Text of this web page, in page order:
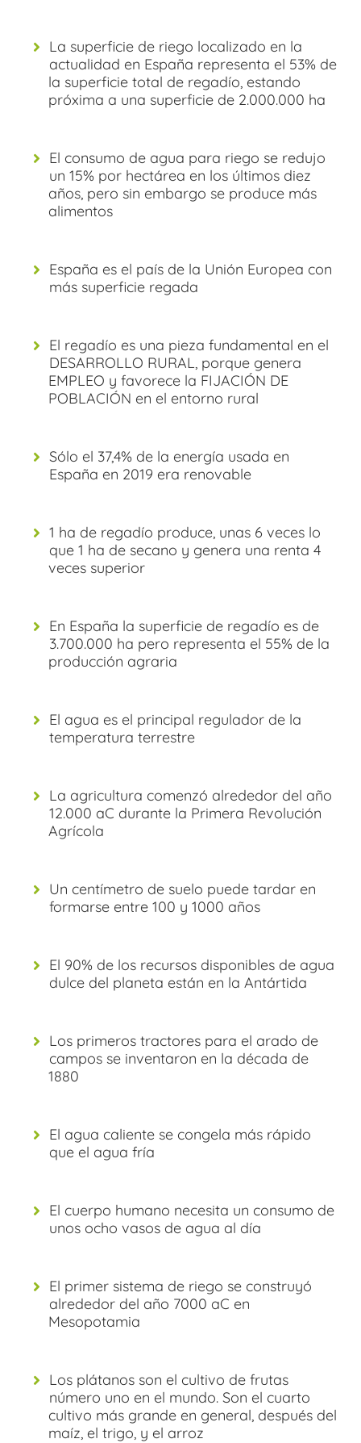
La superficie de riego localizado en la
actualidad en España representa el 53% de
la superficie total de regadío, estando
próxima a una superficie de 2.000.000 ha
El consumo de agua para riego se redujo
un 15% por hectárea en los últimos diez
años, pero sin embargo se produce más
alimentos
España es el país de la Unión Europea con
más superficie regada
El regadío es una pieza fundamental en el
DESARROLLO RURAL, porque genera
EMPLEO y favorece la FIJACIÓN DE
POBLACIÓN en el entorno rural
Sólo el 37,4% de la energía usada en
España en 2019 era renovable
1 ha de regadío produce, unas 6 veces lo
que 1 ha de secano y genera una renta 4
veces superior
En España la superficie de regadío es de
3.700.000 ha pero representa el 55% de la
producción agraria
El agua es el principal regulador de la
temperatura terrestre
La agricultura comenzó alrededor del año
12.000 aC durante la Primera Revolución
Agrícola
Un centímetro de suelo puede tardar en
formarse entre 100 y 1000 años
El 90% de los recursos disponibles de agua
dulce del planeta están en la Antártida
Los primeros tractores para el arado de
campos se inventaron en la década de
1880
El agua caliente se congela más rápido
que el agua fría
El cuerpo humano necesita un consumo de
unos ocho vasos de agua al día
El primer sistema de riego se construyó
alrededor del año 7000 aC en
Mesopotamia
Los plátanos son el cultivo de frutas
número uno en el mundo. Son el cuarto
cultivo más grande en general, después del
maíz, el trigo, y el arroz